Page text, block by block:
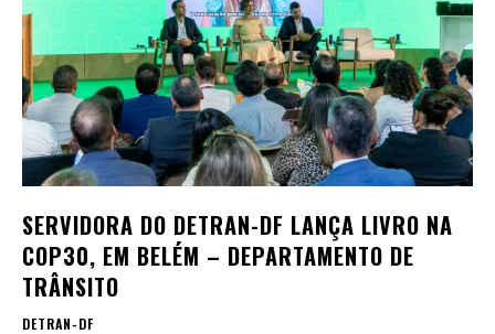
SERVIDORA DO DETRAN-DF LANÇA LIVRO NA
COP30, EM BELÉM – DEPARTAMENTO DE
TRÂNSITO
DETRAN-DF